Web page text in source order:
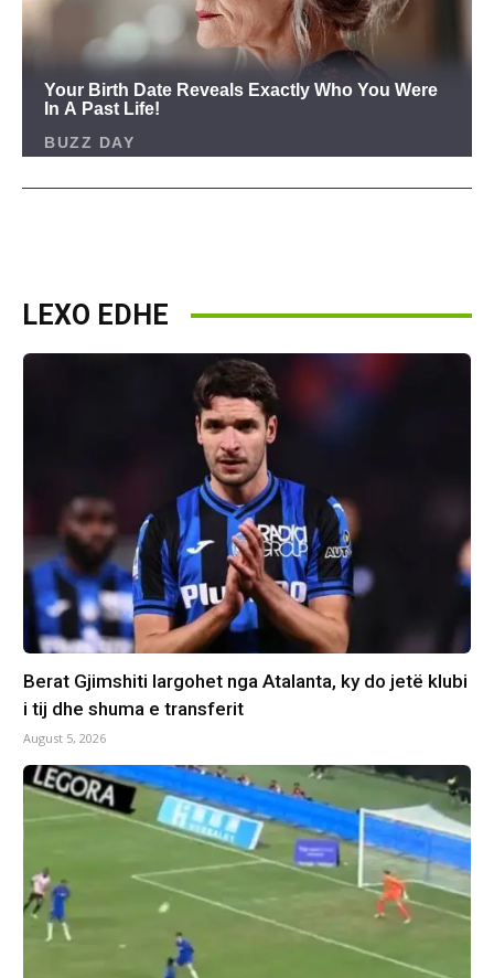
LEXO EDHE
Berat Gjimshiti largohet nga Atalanta, ky do jetë klubi
i tij dhe shuma e transferit
August 5, 2026